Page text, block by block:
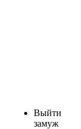
Выйти
замуж